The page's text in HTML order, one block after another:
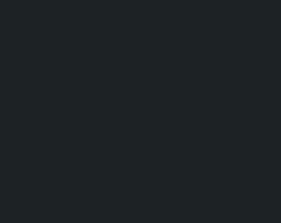
उन्होंने किसी भी तरह
से आर्थिक विकास में
पूंजी बाजार में सुधार के
साप्ताहिक, मासिक
अनावश्यक अफवाहों पर